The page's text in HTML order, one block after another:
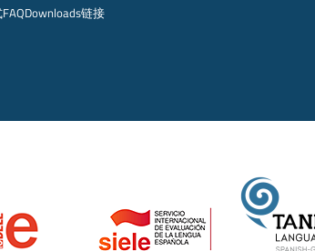
FAQDownloads链接